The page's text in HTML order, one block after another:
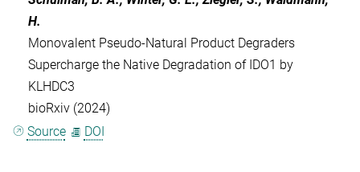
H.
Monovalent Pseudo-Natural Product Degraders
Supercharge the Native Degradation of IDO1 by
KLHDC3
bioRxiv (2024)
Source
DOI